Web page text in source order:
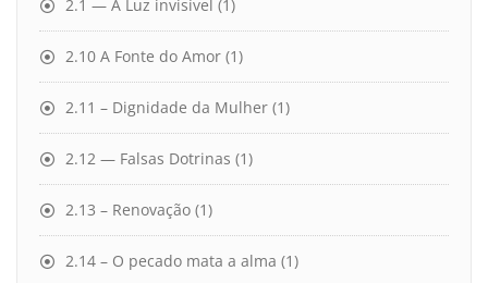
2.1 — A Luz invisível (1)
2.10 A Fonte do Amor (1)
2.11 – Dignidade da Mulher (1)
2.12 — Falsas Dotrinas (1)
2.13 – Renovação (1)
2.14 – O pecado mata a alma (1)